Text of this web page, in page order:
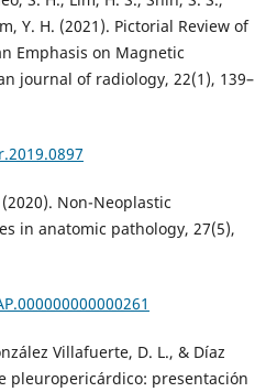
Y. H. (2021). Pictorial Review of
Emphasis on Magnetic
journal of radiology, 22(1), 139–
Non-Neoplastic
in anatomic pathology, 27(5),
Villafuerte, D. L., & Díaz
pleuropericárdico: presentación